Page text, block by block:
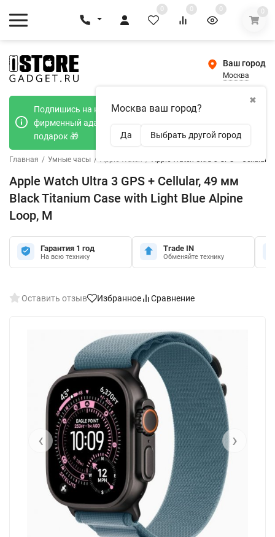
0 0 0 0
Ваш город
Москва
✖
Москва ваш город?
Да Выбрать другой город
Подпишись на наш телеграмм канал и получи
фирменный адаптер Type-C 20W при покупке в
подарок 🎁
Главная / Умные часы / Apple Watch / Apple Watch Ultra 3 GPS + Cellular,
Apple Watch Ultra 3 GPS + Cellular, 49 мм
Black Titanium Case with Light Blue Alpine
Loop, M
Гарантия 1 год
На всю технику
Trade IN
Обменяйте технику
Оставить отзыв Избранное Сравнение
‹ ›